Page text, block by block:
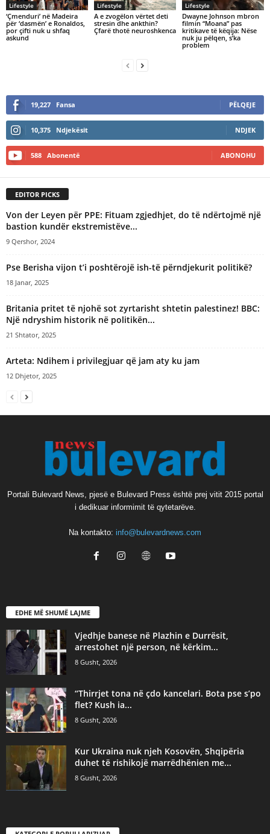
Lifestyle
‘Çmenduri’ në Madeira
për ‘dasmën’ e Ronaldos,
por çifti nuk u shfaq
askund
Lifestyle
A e zvogëlon vërtet deti
stresin dhe ankthin?
Çfarë thotë neuroshkenca
Lifestyle
Dwayne Johnson mbron
filmin “Moana” pas
kritikave të këqija: Nëse
nuk ju pëlqen, s’ka
problem
19,227 Fansa PËLQEJE
10,375 Ndjekësit NDJEK
588 Abonentë ABONOHU
EDITOR PICKS
Von der Leyen për PPE: Fituam zgjedhjet, do të ndërtojmë një
bastion kundër ekstremistëve...
9 Qershor, 2024
Pse Berisha vijon t’i poshtërojë ish-të përndjekurit politikë?
18 Janar, 2025
Britania pritet të njohë sot zyrtarisht shtetin palestinez! BBC:
Një ndryshim historik në politikën...
21 Shtator, 2025
Arteta: Ndihem i privilegjuar që jam aty ku jam
12 Dhjetor, 2025
Portali Bulevard News, pjesë e Bulevard Press është prej vitit 2015 portal
i dedikuar informimit të qytetarëve.
Na kontakto: info@bulevardnews.com
EDHE MË SHUMË LAJME
Vjedhje banese në Plazhin e Durrësit,
arrestohet një person, në kërkim...
8 Gusht, 2026
“Thirrjet tona në çdo kancelari. Bota pse s’po
flet? Kush ia...
8 Gusht, 2026
Kur Ukraina nuk njeh Kosovën, Shqipëria
duhet të rishikojë marrëdhënien me...
8 Gusht, 2026